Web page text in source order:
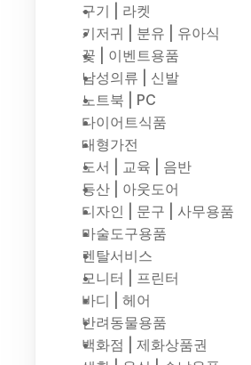
구기 | 라켓
기저귀 | 분유 | 유아식
꽃 | 이벤트용품
남성의류 | 신발
노트북 | PC
다이어트식품
대형가전
도서 | 교육 | 음반
등산 | 아웃도어
디자인 | 문구 | 사무용품
마술도구용품
렌탈서비스
모니터 | 프린터
바디 | 헤어
반려동물용품
백화점 | 제화상품권